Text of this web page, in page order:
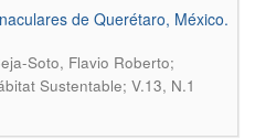
de Querétaro, México.
Soto, Flavio Roberto;
Sustentable; V.13, N.1